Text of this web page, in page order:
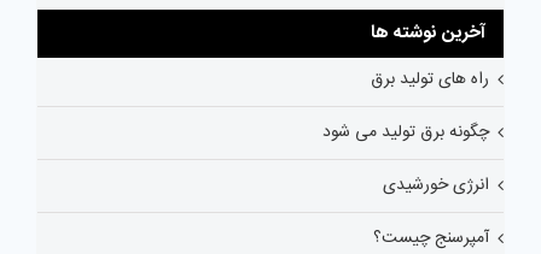
آخرین نوشته ها
راه های تولید برق
چگونه برق تولید می شود
انرژی خورشیدی
آمپرسنج چیست؟